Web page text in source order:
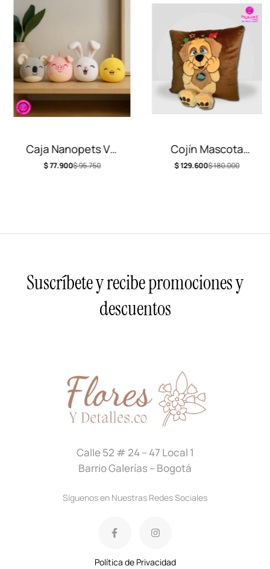
Caja Nanopets Vol
1$95.750
$77.900
Cojín Mascota
Goldy
$180.000
$129.600
Suscríbete y recibe promociones y
descuentos
Calle 52 # 24 – 47 Local 1
Barrio Galerías – Bogotá
Síguenos en Nuestras Redes Sociales
Política de Privacidad